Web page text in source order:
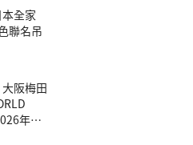
全家
聯名吊
阪梅田
年冬